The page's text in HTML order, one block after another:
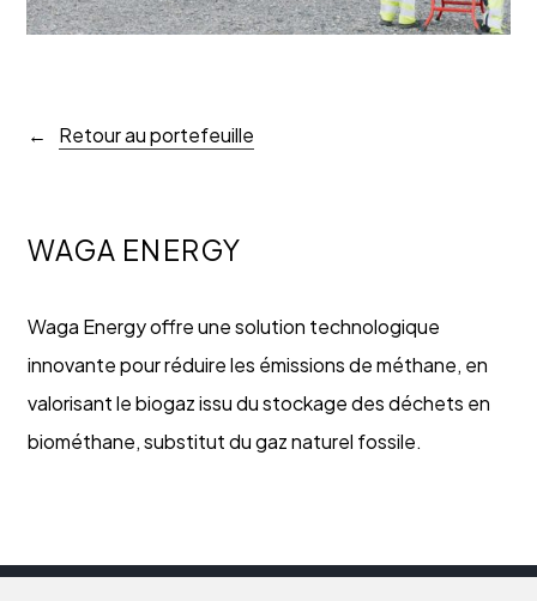
Retour au portefeuille
WAGA ENERGY
Waga Energy offre une solution technologique
innovante pour réduire les émissions de méthane, en
valorisant le biogaz issu du stockage des déchets en
biométhane, substitut du gaz naturel fossile.